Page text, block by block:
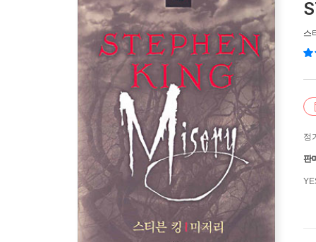
스
정
판